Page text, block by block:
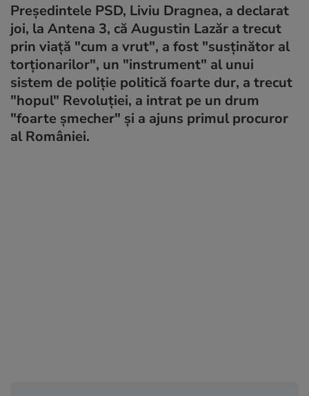
Preşedintele PSD, Liviu Dragnea, a declarat
joi, la Antena 3, că Augustin Lazăr a trecut
prin viaţă "cum a vrut", a fost "susţinător al
torţionarilor", un "instrument" al unui
sistem de poliţie politică foarte dur, a trecut
"hopul" Revoluţiei, a intrat pe un drum
"foarte şmecher" şi a ajuns primul procuror
al României.